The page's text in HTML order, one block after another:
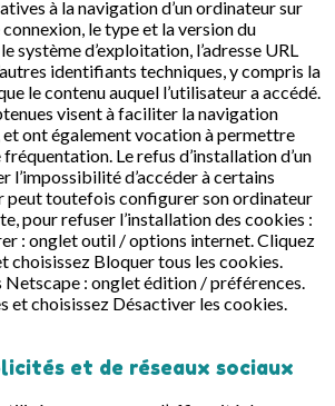
à la navigation d’un ordinateur sur
le type et la version du
système d’exploitation, l’adresse URL
identifiants techniques, y compris la
le contenu auquel l’utilisateur a accédé.
visent à faciliter la navigation
et ont également vocation à permettre
Le refus d’installation d’un
l’impossibilité d’accéder à certains
peut toutefois configurer son ordinateur
pour refuser l’installation des cookies :
: onglet outil / options internet. Cliquez
choisissez Bloquer tous les cookies.
Netscape : onglet édition / préférences.
et choisissez Désactiver les cookies.
et de réseaux sociaux